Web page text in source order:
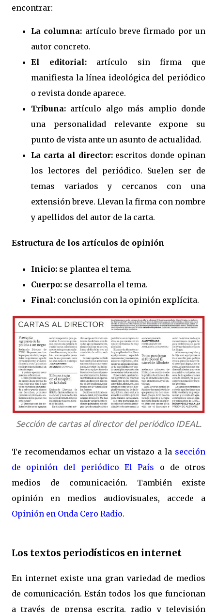
encontrar:
La columna: artículo breve firmado por un
autor concreto.
El editorial: artículo sin firma que
manifiesta la línea ideológica del periódico
o revista donde aparece.
Tribuna: artículo algo más amplio donde
una personalidad relevante expone su
punto de vista ante un asunto de actualidad.
La carta al director:escritos donde opinan
los lectores del periódico. Suelen ser de
temas variados y cercanos con una
extensión breve. Llevan la firma con nombre
y apellidos del autor de la carta.
Estructura de los artículos de opinión
Inicio: se plantea el tema.
Cuerpo: se desarrolla el tema.
Final: conclusión con la opinión explícita.
Sección de cartas al director del periódico IDEAL.
Te recomendamos echar un vistazo a la sección
de opinión del periódico El País o de otros
medios de comunicación. También existe
opinión en medios audiovisuales, accede a
Opinión en Onda Cero Radio.
Los textos periodísticos en internet
En internet existe una gran variedad de medios
de comunicación. Están todos los que funcionan
a través de prensa escrita, radio y televisión